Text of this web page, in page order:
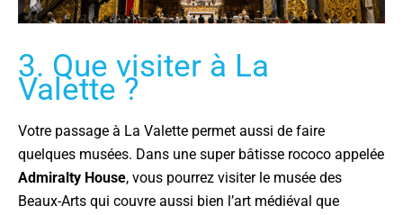
3. Que visiter à La
Valette ?
Votre passage à La Valette permet aussi de faire
quelques musées. Dans une super bâtisse rococo appelée
Admiralty House, vous pourrez visiter le musée des
Beaux-Arts qui couvre aussi bien l’art médiéval que